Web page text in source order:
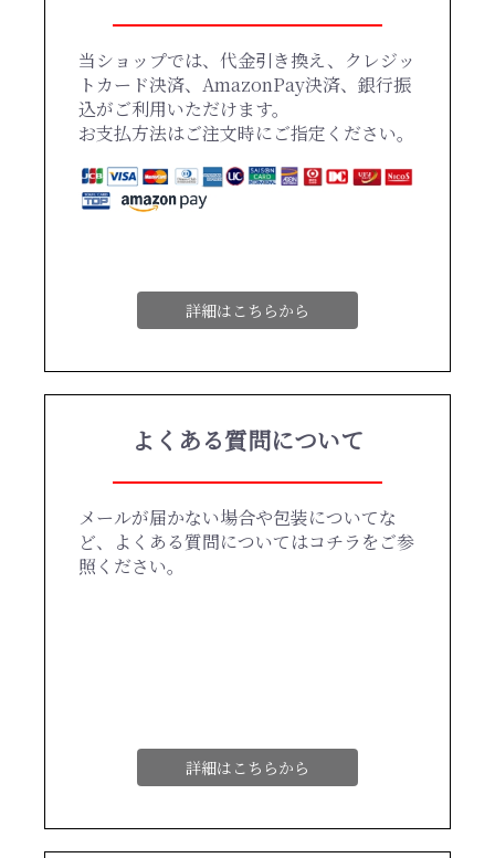
当ショップでは、代金引き換え、クレジッ
トカード決済、AmazonPay決済、銀行振
込がご利用いただけます。
お支払方法はご注文時にご指定ください。
詳細はこちらから
よくある質問について
メールが届かない場合や包装についてな
ど、よくある質問についてはコチラをご参
照ください。
詳細はこちらから